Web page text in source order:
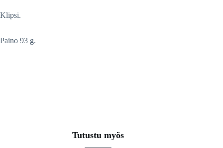
Klipsi.
Paino 93 g.
Tutustu myös